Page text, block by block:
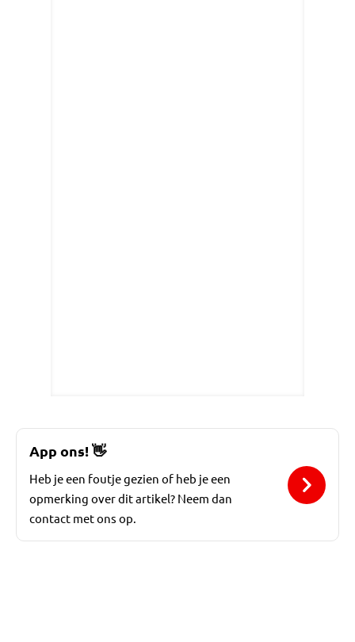
App ons!👋
Heb je een foutje gezien of heb je een
opmerking over dit artikel? Neem dan
contact met ons op.